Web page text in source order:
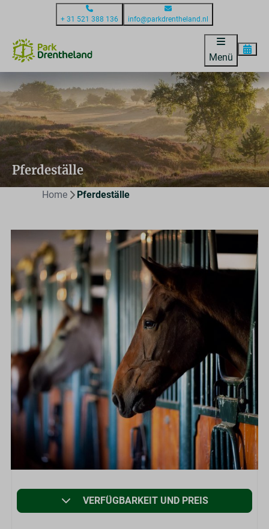
+ 31 521 388 136 info@parkdrentheland.nl
Menü
Pferdeställe
Home Pferdeställe
VERFÜGBARKEIT UND PREIS